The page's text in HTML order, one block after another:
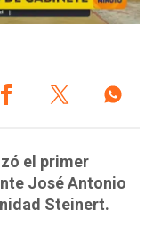
el primer
José Antonio
Steinert.